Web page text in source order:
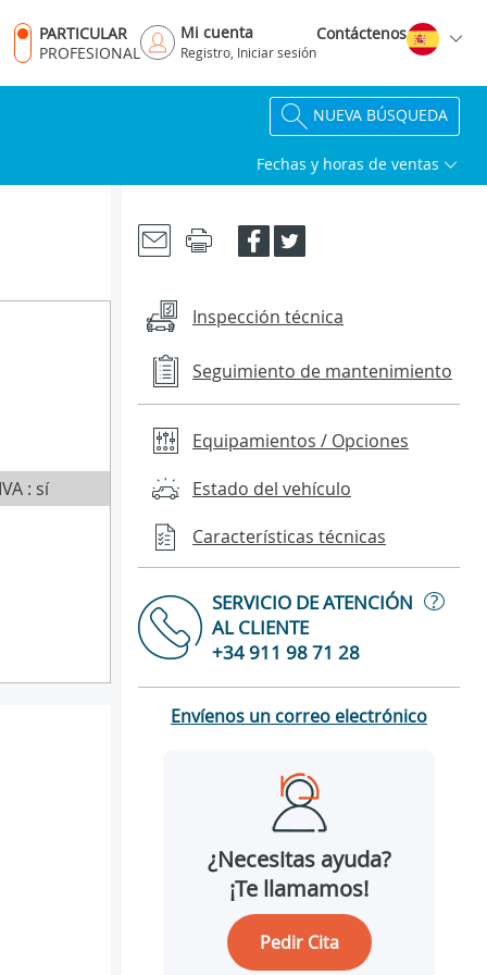
PARTICULAR
PROFESIONAL
Mi cuenta
Registro, Iniciar sesión
Contáctenos
NUEVA BÚSQUEDA
Fechas y horas de ventas
IVA : sí
Inspección técnica
Seguimiento de mantenimiento
Equipamientos / Opciones
Estado del vehículo
Características técnicas
SERVICIO DE ATENCIÓN
AL CLIENTE
?
+34 911 98 71 28
Envíenos un correo electrónico
¿Necesitas ayuda?
¡Te llamamos!
Pedir Cita